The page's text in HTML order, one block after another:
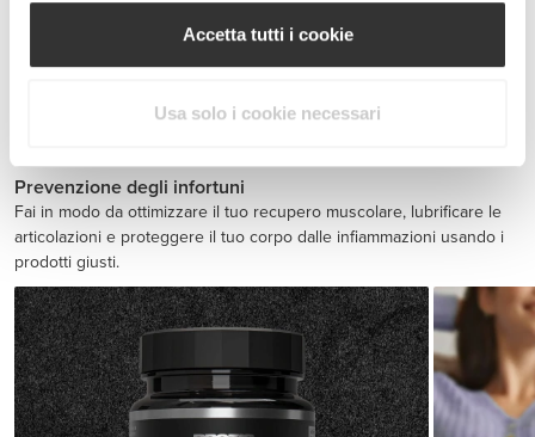
Accetta tutti i cookie
Usa solo i cookie necessari
BCAA 8:1:1 180 tabs €19.99
Prevenzione degli infortuni
Fai in modo da ottimizzare il tuo recupero muscolare, lubrificare le
articolazioni e proteggere il tuo corpo dalle infiammazioni usando i
prodotti giusti.